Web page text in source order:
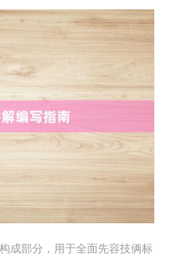
成部分，用于全面先容技俩标